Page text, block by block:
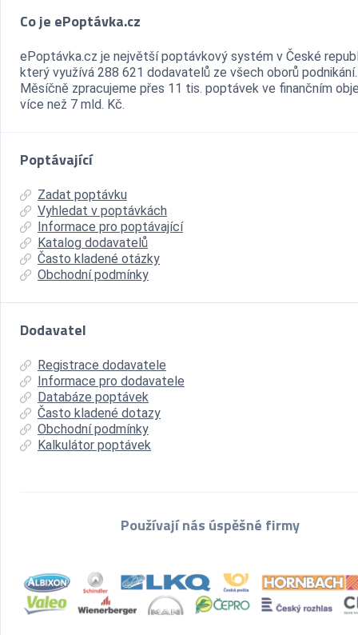
Co je ePoptávka.cz
ePoptávka.cz je největší poptávkový systém v České
který využívá 288 621 dodavatelů ze všech oborů podnikání.
Měsíčně zpracujeme přes 11 tis. poptávek ve finančním
více než 7 mld. Kč.
Poptávající
Zadat poptávku
Vyhledat v poptávkách
Informace pro poptávající
Katalog dodavatelů
Často kladené otázky
Obchodní podmínky
Dodavatel
Registrace dodavatele
Informace pro dodavatele
Databáze poptávek
Často kladené dotazy
Obchodní podmínky
Kalkulátor poptávek
Používají nás úspěšné firmy